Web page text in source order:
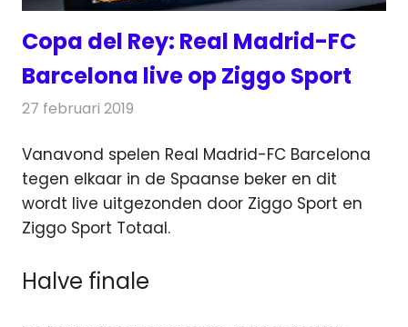
Copa del Rey: Real Madrid-FC
Barcelona live op Ziggo Sport
27 februari 2019
Vanavond spelen Real Madrid-FC Barcelona
tegen elkaar in de Spaanse beker en dit
wordt live uitgezonden door Ziggo Sport en
Ziggo Sport Totaal.
Halve finale